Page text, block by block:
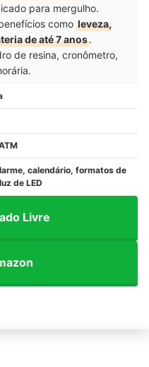
para mergulho.
como leveza,
de até 7 anos.
de resina, cronômetro,
calendário, formatos de
de LED
Livre